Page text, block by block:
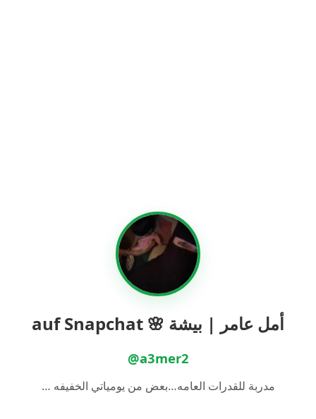
أمل عامر | بيشة 🌸 auf Snapchat
@a3mer2
مدربة للقدرات العامه…بعض من يومياتي الخفيفه …